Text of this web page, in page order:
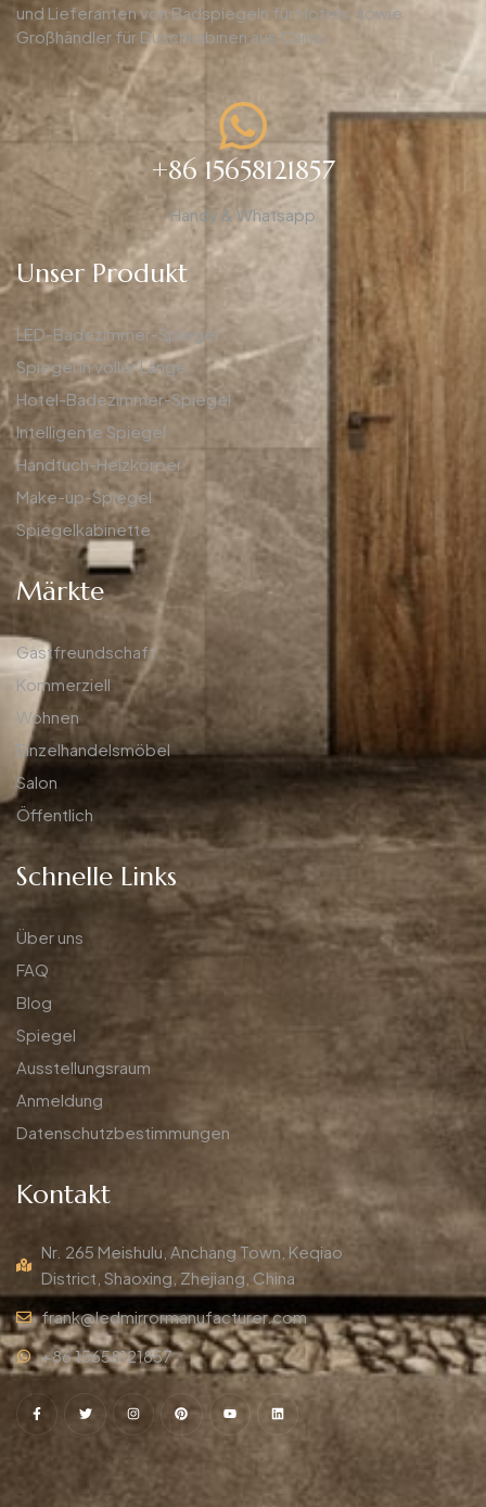
und Lieferanten von Badspiegeln für Hotels, sowie
Großhändler für Duschkabinen aus China.
+86 15658121857
Handy & Whatsapp
Unser Produkt
LED-Badezimmer-Spiegel
Spiegel in voller Länge
Hotel-Badezimmer-Spiegel
Intelligente Spiegel
Handtuch-Heizkörper
Make-up-Spiegel
Spiegelkabinette
Märkte
Gastfreundschaft
Kommerziell
Wohnen
Einzelhandelsmöbel
Salon
Öffentlich
Schnelle Links
Über uns
FAQ
Blog
Spiegel
Ausstellungsraum
Anmeldung
Datenschutzbestimmungen
Kontakt
Nr. 265 Meishulu, Anchang Town, Keqiao
District, Shaoxing, Zhejiang, China
frank@ledmirrormanufacturer.com
+86 15658121857